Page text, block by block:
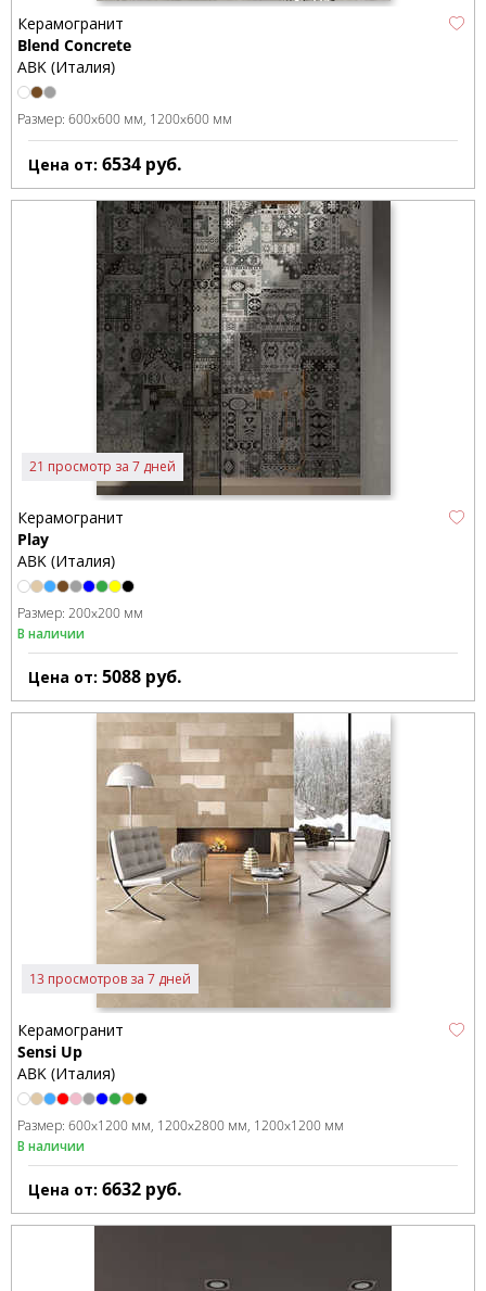
Керамогранит
Blend Concrete
ABK (Италия)
Размер: 600x600 мм 1200x600 мм
Цена от: 6534 руб.
21 просмотр за 7 дней
Керамогранит
Play
ABK (Италия)
Размер: 200x200 мм
В наличии
Цена от: 5088 руб.
13 просмотров за 7 дней
Керамогранит
Sensi Up
ABK (Италия)
Размер: 600x1200 мм 1200x2800 мм 1200x1200 мм
В наличии
Цена от: 6632 руб.